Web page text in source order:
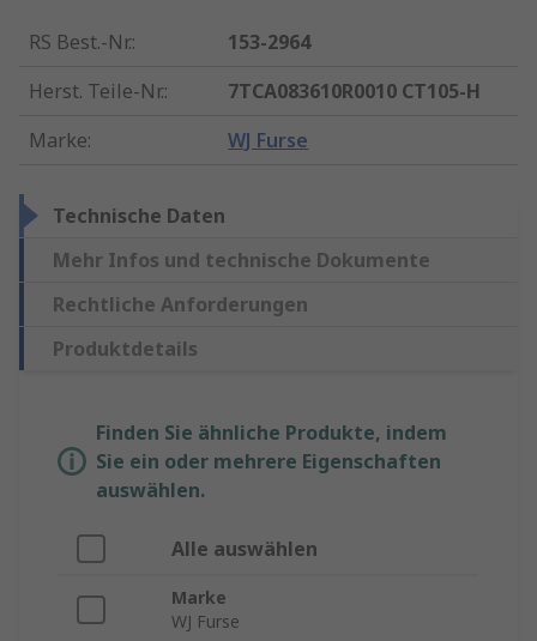
RS Best.-Nr.:
153-2964
Herst. Teile-Nr.:
7TCA083610R0010 CT105-H
Marke: WJ Furse
Technische Daten
Mehr Infos und technische Dokumente
Rechtliche Anforderungen
Produktdetails
Finden Sie ähnliche Produkte, indem
Sie ein oder mehrere Eigenschaften
auswählen.
Alle auswählen
Marke
WJ Furse